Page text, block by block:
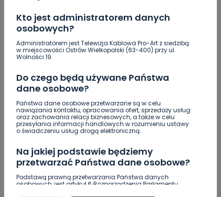
Kto jest administratorem danych
osobowych?
Administratorem jest Telewizja Kablowa Pro-Art z siedzibą
w miejscowości Ostrów Wielkopolski (63-400) przy ul.
Wolności 19.
Do czego będą używane Państwa
dane osobowe?
Państwa dane osobowe przetwarzane są w celu
nawiązania kontaktu, opracowania ofert, sprzedaży usług
oraz zachowania relacji biznesowych, a także w celu
przesyłania informacji handlowych w rozumieniu ustawy
o świadczeniu usług drogą elektroniczną.
Na jakiej podstawie będziemy
przetwarzać Państwa dane osobowe?
Podstawą prawną przetwarzania Państwa danych
osobowych, jest artykuł 6 Rozporządzenia Parlamentu
08.08.2026 18:16
Wielkopolanie coraz częściej
wybierają pociągi.…
08.08.2026 15:11
Blisko 30 narodowości w jednej…
Co się stanie z bluszczem…
Upały i burze. Porady dla właścicieli zwierząt